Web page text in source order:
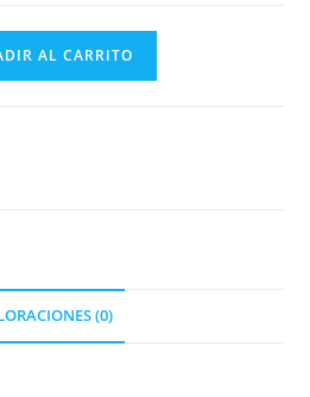
AL CARRITO
(0)